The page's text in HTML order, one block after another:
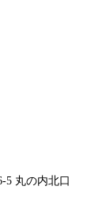
5 丸の内北口